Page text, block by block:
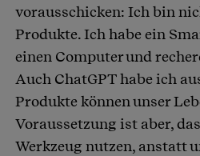
vorausschicken: Ich bin
Produkte. Ich habe ein
einen Computer und
Auch ChatGPT habe ich
Produkte können unser
Voraussetzung ist aber,
Werkzeug nutzen, anstatt